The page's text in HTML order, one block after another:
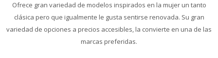
Ofrece gran variedad de modelos inspirados en la mujer un tanto
clásica pero que igualmente le gusta sentirse renovada. Su gran
variedad de opciones a precios accesibles, la convierte en una de las
marcas preferidas.